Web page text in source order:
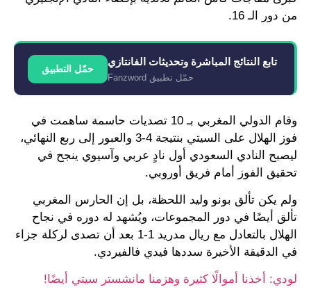
من دور الـ 16.
تابع النتائج المباشرة وتحديثات الفانتازي
حمّل تطبيق Fanzword
حمّل التطبيق
وقام الدولي المغربي بـ 10 تصديات حاسمة ساهمت في
فوز الهلال على السيتي بنتيجة 4-3 والعبور إلى ربع النهائي،
ليصبح النادي السعودي أول نادٍ عربي وآسيوي ينجح في
تحقيق الفوز أمام فريق أوروبي.
ولم يكن تألق بونو وليد اللحظة، بل إن الحارس المغربي
تألق أيضًا في دور المجموعات، ويُشهد له دوره في نجاح
الهلال بالتعادل مع ريال مدريد 1-1 بعد أن تصدى لركلة جزاء
في الدقيقة الأخيرة سددها فيدي فالفيردي.
لودي: أخذنا أموالًا كثيرة وهزمنا مانشستر سيتي أيضًا!